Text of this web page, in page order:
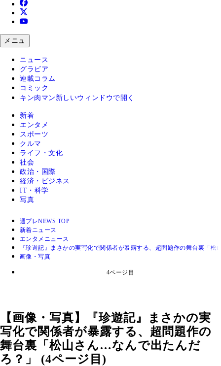
メニュ
ニュース
グラビア
連載コラム
コミック
キン肉マン 新しいウィンドウで開く
新着
エンタメ
スポーツ
クルマ
ライフ・文化
社会
政治・国際
経済・ビジネス
IT・科学
写真
週プレNEWS TOP
新着ニュース
エンタメニュース
『珍遊記』まさかの実写化で関係者が暴露する、超問題作の舞台裏「
画像・写真
4ページ目
【画像・写真】『珍遊記』まさかの実
写化で関係者が暴露する、超問題作の
舞台裏「松山さん…なんで出たんだ
ろ？」 (4ページ目)